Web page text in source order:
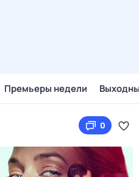
Премьеры недели
0